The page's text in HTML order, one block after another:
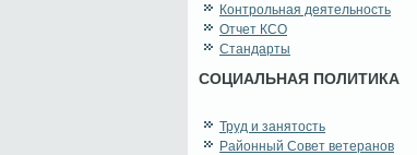
Контрольная деятельность
Отчет КСО
Стандарты
СОЦИАЛЬНАЯ ПОЛИТИКА
Труд и занятость
Районный Совет ветеранов